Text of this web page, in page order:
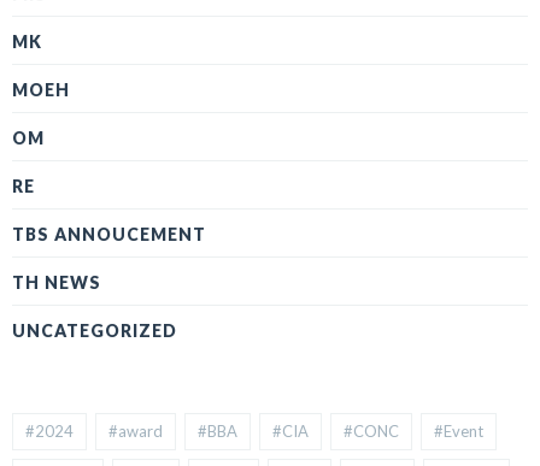
MK
MOEH
OM
RE
TBS ANNOUCEMENT
TH NEWS
UNCATEGORIZED
#2024 #award #BBA #CIA #CONC #Event